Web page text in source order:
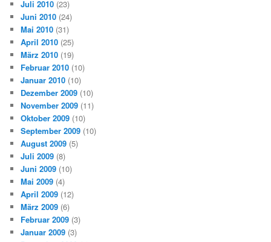
Juli 2010 (23)
Juni 2010 (24)
Mai 2010 (31)
April 2010 (25)
März 2010 (19)
Februar 2010 (10)
Januar 2010 (10)
Dezember 2009 (10)
November 2009 (11)
Oktober 2009 (10)
September 2009 (10)
August 2009 (5)
Juli 2009 (8)
Juni 2009 (10)
Mai 2009 (4)
April 2009 (12)
März 2009 (6)
Februar 2009 (3)
Januar 2009 (3)